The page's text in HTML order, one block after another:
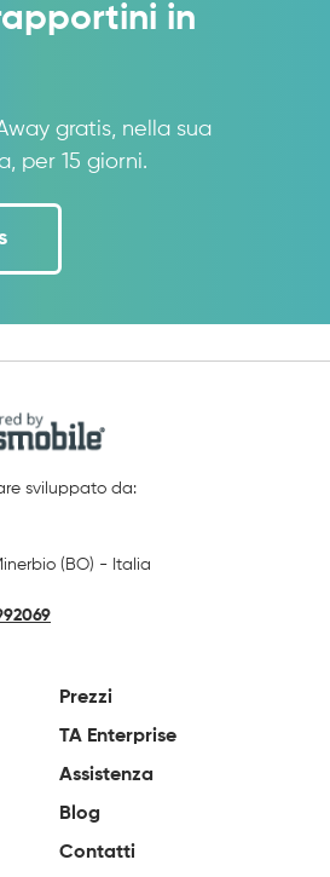
in
gratis, nella sua
per 15 giorni.
sviluppato da:
(BO) - Italia
Prezzi
TA Enterprise
Assistenza
Blog
Contatti